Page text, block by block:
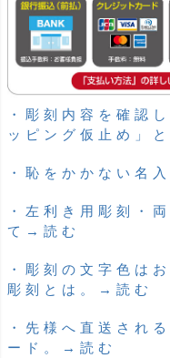
・彫刻内容を確認
ッピング仮止め」
・恥をかかない名
・左利き用彫刻・
て→読む
・彫刻の文字色は
彫刻とは。→読む
・先様へ直送され
ード。→読む